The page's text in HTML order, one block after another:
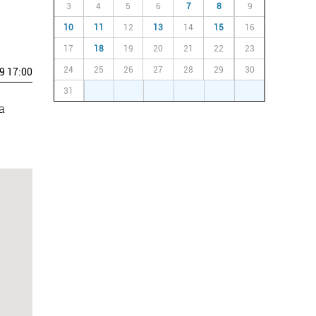
17:00
3 4 5 6 7 8 9
10 11 12 13 14 15 16
17 18 19 20 21 22 23
24 25 26 27 28 29 30
31